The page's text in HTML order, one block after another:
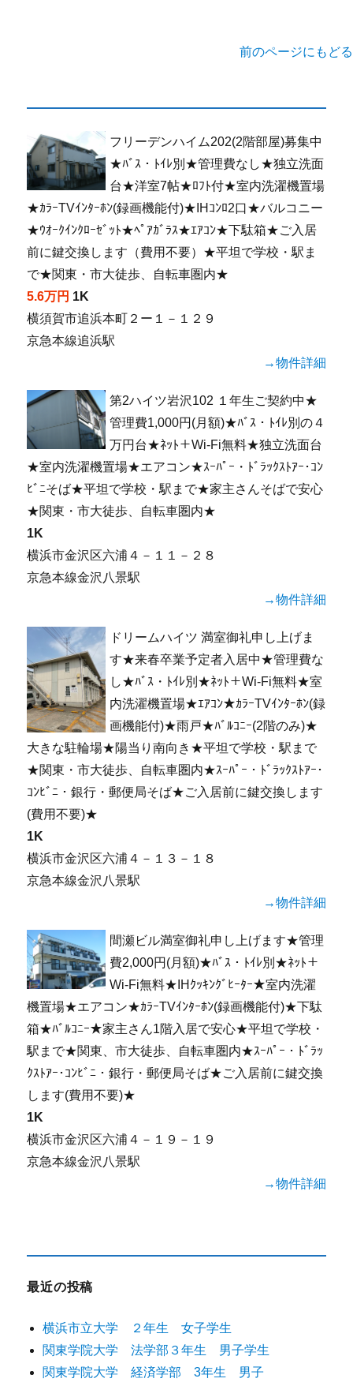
前のページにもどる
フリーデンハイム202(2階部屋)募集中
★ﾊﾞｽ・ﾄｲﾚ別★管理費なし★独立洗面
台★洋室7帖★ﾛﾌﾄ付★室内洗濯機置場
★ｶﾗｰTVｲﾝﾀｰﾎﾝ(録画機能付)★IHｺﾝﾛ2口★バルコニー
★ｳｵｰｸｲﾝｸﾛｰｾﾞｯﾄ★ﾍﾟｱｶﾞﾗｽ★ｴｱｺﾝ★下駄箱★ご入居
前に鍵交換します（費用不要）★平坦で学校・駅ま
で★関東・市大徒歩、自転車圏内★
5.6万円 1K
横須賀市追浜本町２ー１－１２９
京急本線追浜駅
→物件詳細
第2ハイツ岩沢102 １年生ご契約中★
管理費1,000円(月額)★ﾊﾞｽ・ﾄｲﾚ別の４
万円台★ﾈｯﾄ＋Wi-Fi無料★独立洗面台
★室内洗濯機置場★エアコン★ｽｰﾊﾟｰ・ﾄﾞﾗｯｸｽﾄｱｰ･ｺﾝ
ﾋﾞﾆそば★平坦で学校・駅まで★家主さんそばで安心
★関東・市大徒歩、自転車圏内★
1K
横浜市金沢区六浦４－１１－２８
京急本線金沢八景駅
→物件詳細
ドリームハイツ 満室御礼申し上げま
す★来春卒業予定者入居中★管理費な
し★ﾊﾞｽ・ﾄｲﾚ別★ﾈｯﾄ＋Wi-Fi無料★室
内洗濯機置場★ｴｱｺﾝ★ｶﾗｰTVｲﾝﾀｰﾎﾝ(録
画機能付)★雨戸★ﾊﾞﾙｺﾆｰ(2階のみ)★
大きな駐輪場★陽当り南向き★平坦で学校・駅まで
★関東・市大徒歩、自転車圏内★ｽｰﾊﾟｰ・ﾄﾞﾗｯｸｽﾄｱｰ･
ｺﾝﾋﾞﾆ・銀行・郵便局そば★ご入居前に鍵交換します
(費用不要)★
1K
横浜市金沢区六浦４－１３－１８
京急本線金沢八景駅
→物件詳細
間瀬ビル満室御礼申し上げます★管理
費2,000円(月額)★ﾊﾞｽ・ﾄｲﾚ別★ﾈｯﾄ＋
Wi-Fi無料★IHｸｯｷﾝｸﾞﾋｰﾀｰ★室内洗濯
機置場★エアコン★ｶﾗｰTVｲﾝﾀｰﾎﾝ(録画機能付)★下駄
箱★ﾊﾞﾙｺﾆｰ★家主さん1階入居で安心★平坦で学校・
駅まで★関東、市大徒歩、自転車圏内★ｽｰﾊﾟｰ・ﾄﾞﾗｯ
ｸｽﾄｱｰ･ｺﾝﾋﾞﾆ・銀行・郵便局そば★ご入居前に鍵交換
します(費用不要)★
1K
横浜市金沢区六浦４－１９－１９
京急本線金沢八景駅
→物件詳細
最近の投稿
横浜市立大学 ２年生 女子学生
関東学院大学 法学部３年生 男子学生
関東学院大学 経済学部 3年生 男子